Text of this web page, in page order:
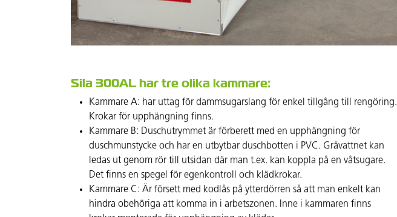
Sila 300AL har tre olika kammare:
Kammare A: har uttag för dammsugarslang för enkel tillgång till rengöring.
Krokar för upphängning finns.
Kammare B: Duschutrymmet är förberett med en upphängning för
duschmunstycke och har en utbytbar duschbotten i PVC. Gråvattnet kan
ledas ut genom rör till utsidan där man t.ex. kan koppla på en våtsugare.
Det finns en spegel för egenkontroll och klädkrokar.
Kammare C: Är försett med kodlås på ytterdörren så att man enkelt kan
hindra obehöriga att komma in i arbetszonen. Inne i kammaren finns